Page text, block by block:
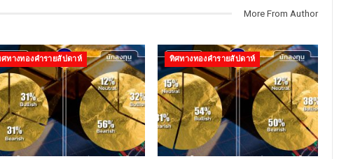
More From Author
ทางทองคำรายสัปดาห์ ทิศทางทองคำรายสัปดาห์